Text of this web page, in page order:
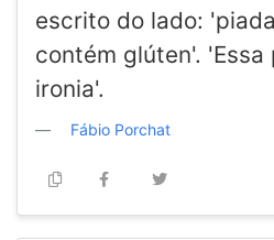
escrito do lado:
contém glúten'. 'Essa
ironia'.
Fábio Porchat